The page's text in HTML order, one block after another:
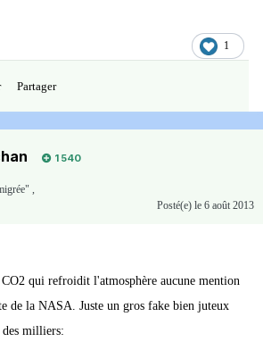
1
Partager
1 540
,
Posté(e) le 6 août 2013
qui refroidit l'atmosphère aucune mention
de la NASA. Juste un gros fake bien juteux
milliers: